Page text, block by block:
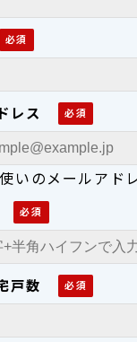
レス
いのメールアド
戸数